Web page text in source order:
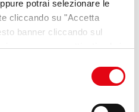
potrai selezionare le
cliccando su "Accetta
banner cliccando sul
e saranno attivati solo i
ogni momento mediante il
a fine pagina. Per ulteriori
Cookie
dedicata ai
per i giovani